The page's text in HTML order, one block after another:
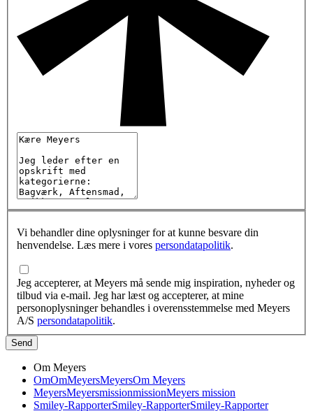
Vi behandler dine oplysninger for at kunne besvare din
henvendelse. Læs mere i vores persondatapolitik.
Jeg accepterer, at Meyers må sende mig inspiration, nyheder og
tilbud via e-mail. Jeg har læst og accepterer, at mine
personoplysninger behandles i overensstemmelse med Meyers
A/S persondatapolitik.
Send
Om Meyers
OmOmMeyersMeyersOm Meyers
MeyersMeyersmissionmissionMeyers mission
Smiley-RapporterSmiley-RapporterSmiley-Rapporter